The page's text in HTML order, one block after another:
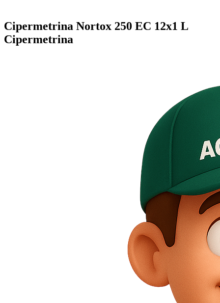
1
of
0
Cipermetrina Nortox 250 EC 12x1 L
Cipermetrina